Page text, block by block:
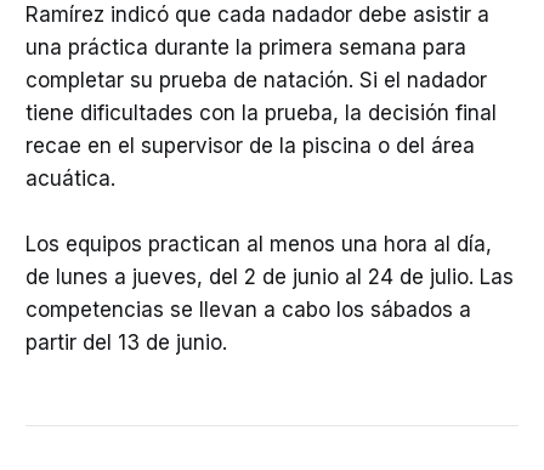
Ramírez indicó que cada nadador debe asistir a
una práctica durante la primera semana para
completar su prueba de natación. Si el nadador
tiene dificultades con la prueba, la decisión final
recae en el supervisor de la piscina o del área
acuática.
Los equipos practican al menos una hora al día,
de lunes a jueves, del 2 de junio al 24 de julio. Las
competencias se llevan a cabo los sábados a
partir del 13 de junio.